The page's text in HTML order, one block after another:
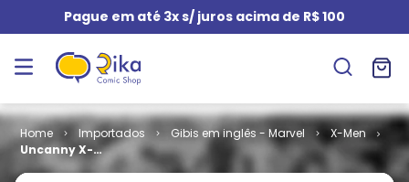
Pague em até 3x s/ juros acima de R$ 100
Importados Gibis em inglês - Marvel
X-Men
Uncanny X-
Men - Volume